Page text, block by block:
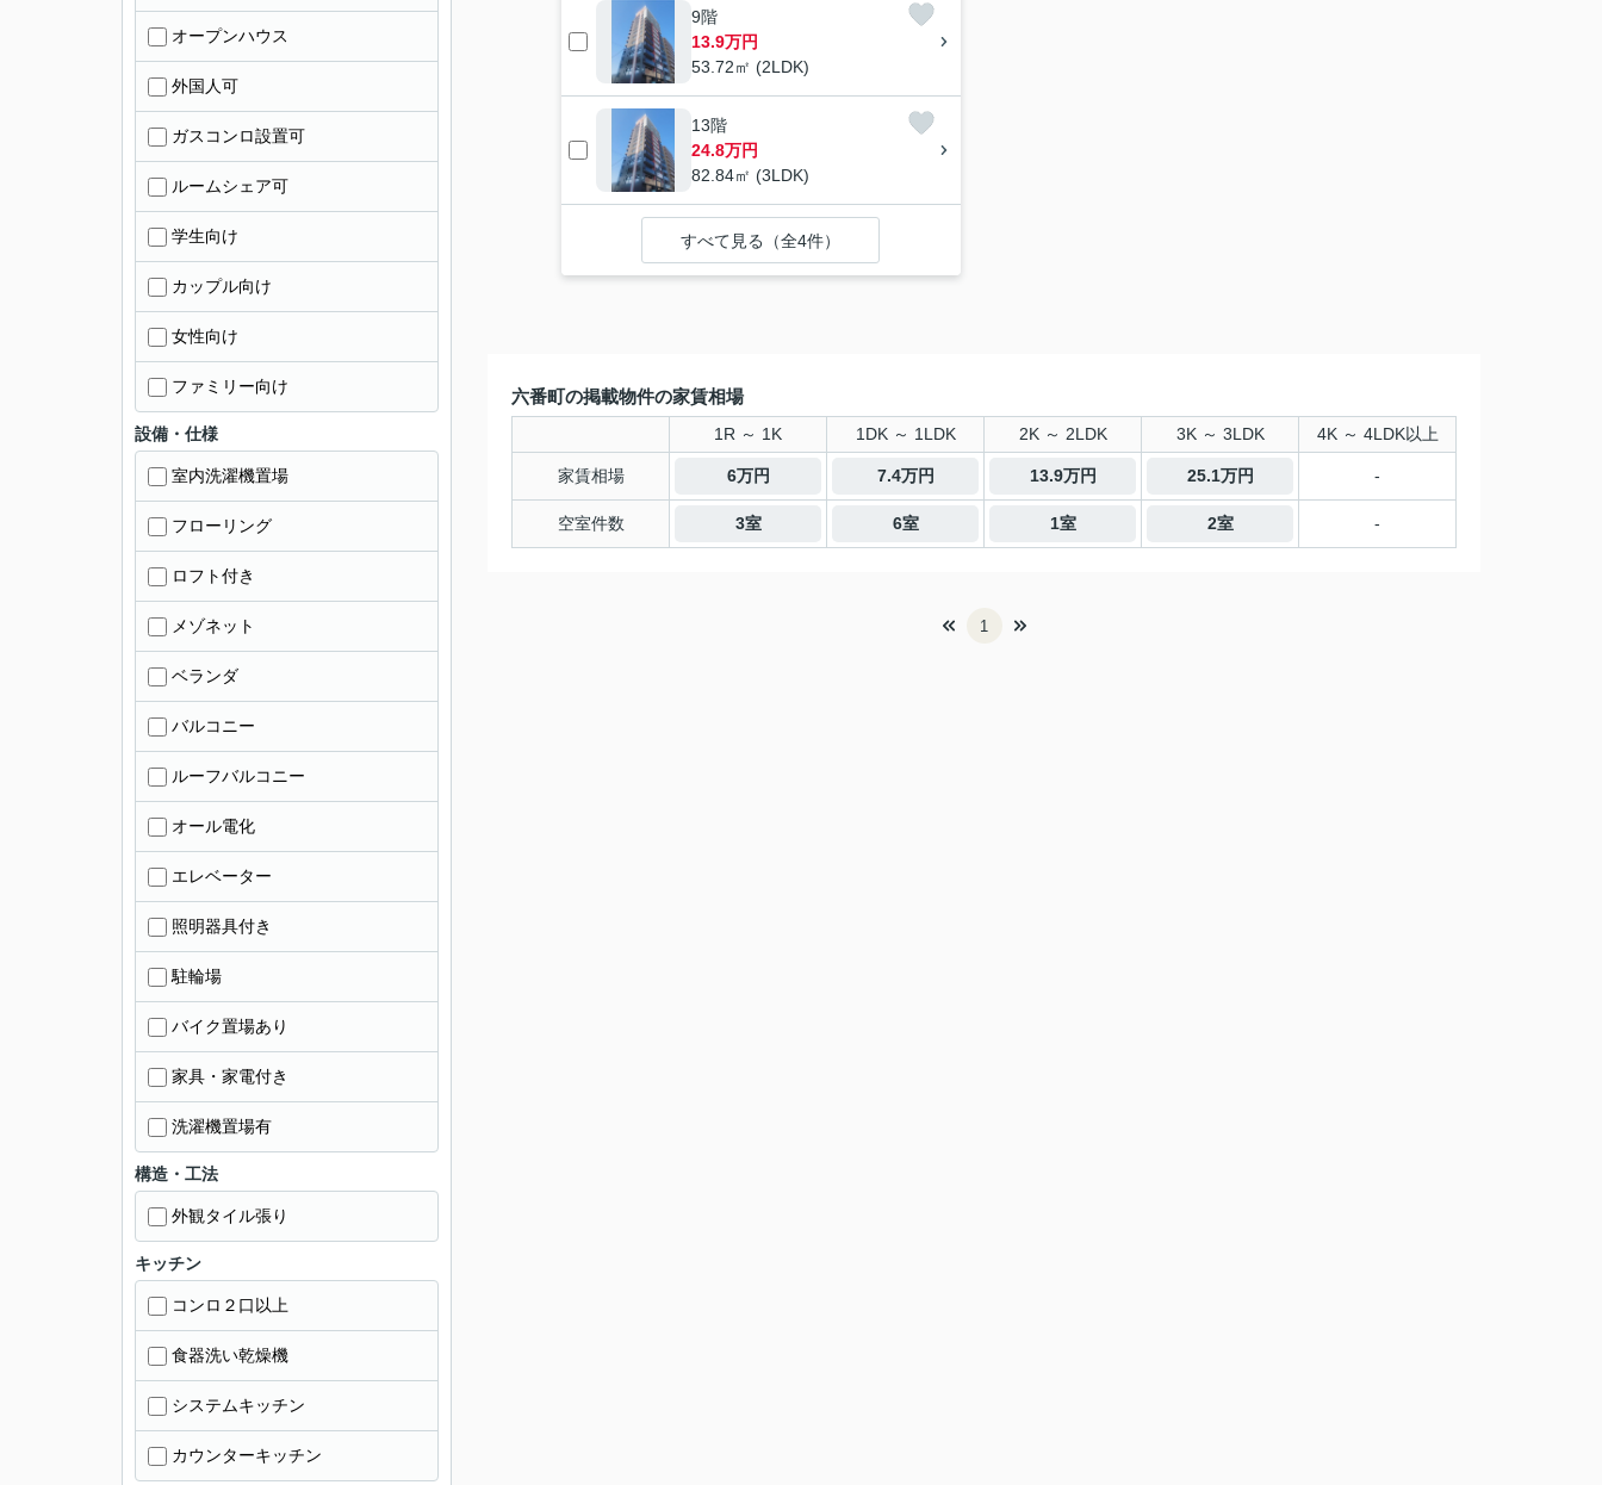
9階
13.9万円
53.72㎡ (2LDK)
13階
24.8万円
82.84㎡ (3LDK)
すべて見る（全4件）
六番町の掲載物件の家賃相場
1R ～ 1K 1DK ～ 1LDK 2K ～ 2LDK 3K ～ 3LDK 4K ～ 4LDK以上
家賃相場 6万円 7.4万円 13.9万円 25.1万円 -
空室件数 3室 6室 1室 2室 -
1
オープンハウス
外国人可
ガスコンロ設置可
ルームシェア可
学生向け
カップル向け
女性向け
ファミリー向け
設備・仕様
室内洗濯機置場
フローリング
ロフト付き
メゾネット
ベランダ
バルコニー
ルーフバルコニー
オール電化
エレベーター
照明器具付き
駐輪場
バイク置場あり
家具・家電付き
洗濯機置場有
構造・工法
外観タイル張り
キッチン
コンロ２口以上
食器洗い乾燥機
システムキッチン
カウンターキッチン